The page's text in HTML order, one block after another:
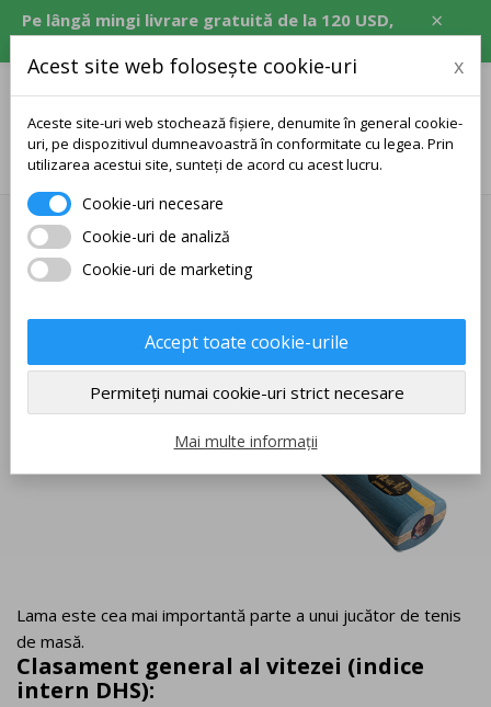
×
Pe lângă mingi livrare gratuită de la 120 USD,
echivalent în CZK, EUR, PLN, RON.
0
Lemne DHS
Lama este cea mai importantă parte a unui jucător de tenis
de masă.
Clasament general al vitezei (indice
intern DHS):
Acest site web folosește cookie-uri x
Aceste site-uri web stochează fișiere, denumite în general cookie-
uri, pe dispozitivul dumneavoastră în conformitate cu legea. Prin
utilizarea acestui site, sunteți de acord cu acest lucru.
Cookie-uri necesare
Cookie-uri de analiză
Cookie-uri de marketing
Accept toate cookie-urile
Permiteți numai cookie-uri strict necesare
Mai multe informații